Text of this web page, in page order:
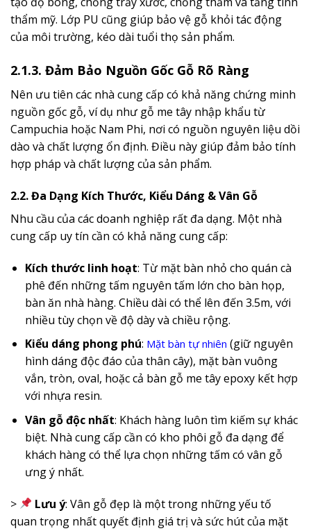
thẩm mỹ. Lớp PU cũng giúp bảo vệ gỗ khỏi tác động
của môi trường, kéo dài tuổi thọ sản phẩm.
2.1.3. Đảm Bảo Nguồn Gốc Gỗ Rõ Ràng
Nên ưu tiên các nhà cung cấp có khả năng chứng minh
nguồn gốc gỗ, ví dụ như gỗ me tây nhập khẩu từ
Campuchia hoặc Nam Phi, nơi có nguồn nguyên liệu dồi
dào và chất lượng ổn định. Điều này giúp đảm bảo tính
hợp pháp và chất lượng của sản phẩm.
2.2. Đa Dạng Kích Thước, Kiểu Dáng & Vân Gỗ
Nhu cầu của các doanh nghiệp rất đa dạng. Một nhà
cung cấp uy tín cần có khả năng cung cấp:
Kích thước linh hoạt: Từ mặt bàn nhỏ cho quán cà
phê đến những tấm nguyên tấm lớn cho bàn họp,
bàn ăn nhà hàng. Chiều dài có thể lên đến 3.5m, với
nhiều tùy chọn về độ dày và chiều rộng.
Kiểu dáng phong phú: Mặt bàn tự nhiên (giữ nguyên
hình dáng độc đáo của thân cây), mặt bàn vuông
vắn, tròn, oval, hoặc cả bàn gỗ me tây epoxy kết hợp
với nhựa resin.
Vân gỗ độc nhất: Khách hàng luôn tìm kiếm sự khác
biệt. Nhà cung cấp cần có kho phôi gỗ đa dạng để
khách hàng có thể lựa chọn những tấm có vân gỗ
ưng ý nhất.
> Lưu ý: Vân gỗ đẹp là một trong những yếu tố
quan trọng nhất quyết định giá trị và sức hút của mặt